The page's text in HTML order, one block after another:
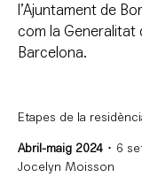
l’Ajuntament de
com la Generalitat
Barcelona.
Etapes de la
Abril-maig 2024 ･ 6
Jocelyn Moisson